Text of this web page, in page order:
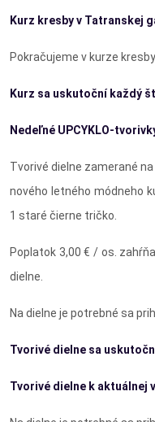
Kurz kresby v Tatranskej
Pokračujeme v kurze
Kurz sa uskutoční každý
Nedeľné UPCYKLO-
Tvorivé dielne zamerané
nového letného módneho
1 staré čierne tričko.
Poplatok 3,00 € / os.
dielne.
Na dielne je potrebné sa
Tvorivé dielne sa
Tvorivé dielne k aktuálnej